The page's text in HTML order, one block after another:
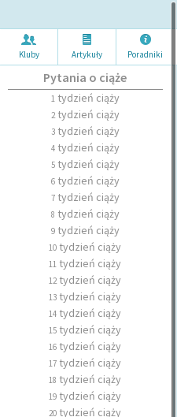
Kluby Artykuły Poradniki
Pytania o ciąże
1tydzień ciąży
2tydzień ciąży
3tydzień ciąży
4tydzień ciąży
5tydzień ciąży
6tydzień ciąży
7tydzień ciąży
8 tydzień ciąży
9tydzień ciąży
10 tydzień ciąży
11 tydzień ciąży
12tydzień ciąży
13 tydzień ciąży
14 tydzień ciąży
15 tydzień ciąży
16 tydzień ciąży
17 tydzień ciąży
18 tydzień ciąży
19 tydzień ciąży
20 tydzień ciąży